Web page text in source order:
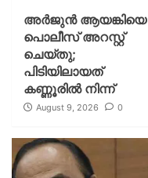
അർജുൻ ആയങ്കിയെ
പൊലീസ് അറസ്റ്റ്
ചെയ്‌തു;
പിടിയിലായത്
കണ്ണൂരിൽ നിന്ന്
August 9, 2026 0